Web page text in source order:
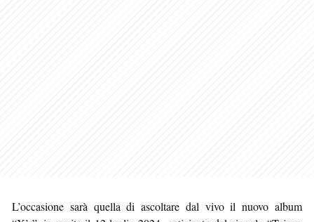
L’occasione sarà quella di ascoltare dal vivo il nuovo album